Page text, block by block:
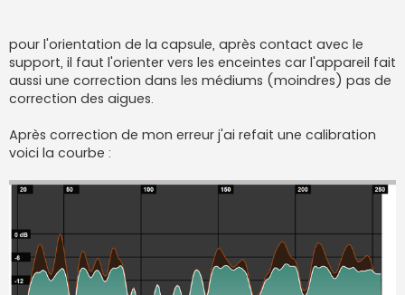
pour l'orientation de la capsule, après contact avec le
support, il faut l'orienter vers les enceintes car l'appareil fait
aussi une correction dans les médiums (moindres) pas de
correction des aigues.
Après correction de mon erreur j'ai refait une calibration
voici la courbe :